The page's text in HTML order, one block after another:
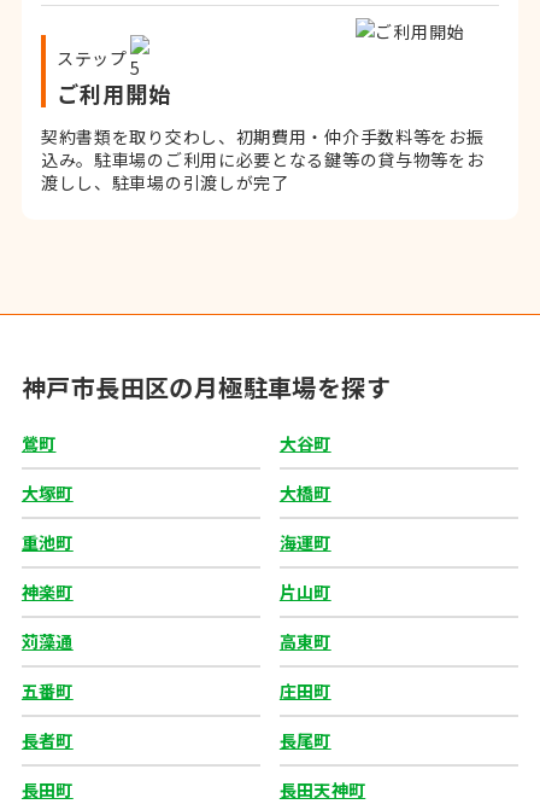
ステップ
ご利用開始
契約書類を取り交わし、初期費用・仲介手数料等をお振
込み。駐車場のご利用に必要となる鍵等の貸与物等をお
渡しし、駐車場の引渡しが完了
神戸市長田区の月極駐車場を探す
鶯町 大谷町
大塚町 大橋町
重池町 海運町
神楽町 片山町
苅藻通 高東町
五番町 庄田町
長者町 長尾町
長田町 長田天神町